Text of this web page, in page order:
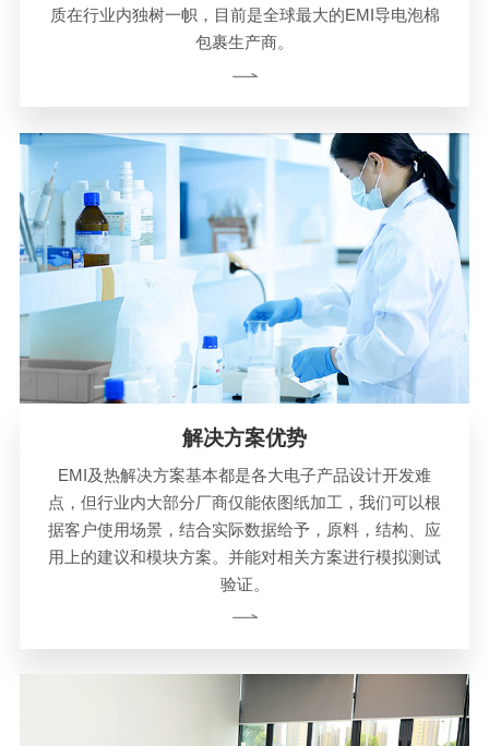
质在行业内独树一帜，目前是全球最大的EMI导电泡棉
包裹生产商。
解决方案优势
EMI及热解决方案基本都是各大电子产品设计开发难
点，但行业内大部分厂商仅能依图纸加工，我们可以根
据客户使用场景，结合实际数据给予，原料，结构、应
用上的建议和模块方案。并能对相关方案进行模拟测试
验证。